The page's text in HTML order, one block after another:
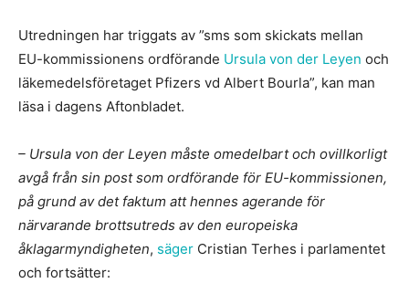
Utredningen har triggats av ”sms som skickats mellan
EU-kommissionens ordförande Ursula von der Leyen och
läkemedelsföretaget Pfizers vd Albert Bourla”, kan man
läsa i dagens Aftonbladet.
– Ursula von der Leyen måste omedelbart och ovillkorligt
avgå från sin post som ordförande för EU-kommissionen,
på grund av det faktum att hennes agerande för
närvarande brottsutreds av den europeiska
åklagarmyndigheten, säger Cristian Terhes i parlamentet
och fortsätter: